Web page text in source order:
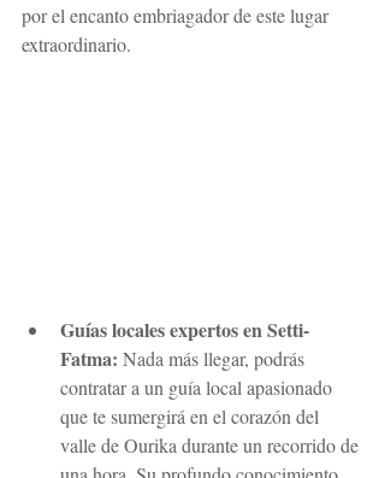
por el encanto embriagador de este lugar
extraordinario.
Guías locales expertos en Setti-
Fatma: Nada más llegar, podrás
contratar a un guía local apasionado
que te sumergirá en el corazón del
valle de Ourika durante un recorrido de